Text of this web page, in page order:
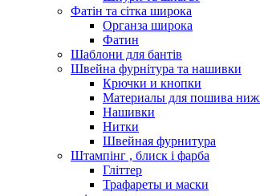
Фатін та сітка широка
Органза широка
Фатин
Шаблони для бантів
Швейна фурнітура та нашивки
Крючки и кнопки
Материалы для пошива
Нашивки
Нитки
Швейная фурнитура
Штампінг , блиск і фарба
Гліттер
Трафареты и маски